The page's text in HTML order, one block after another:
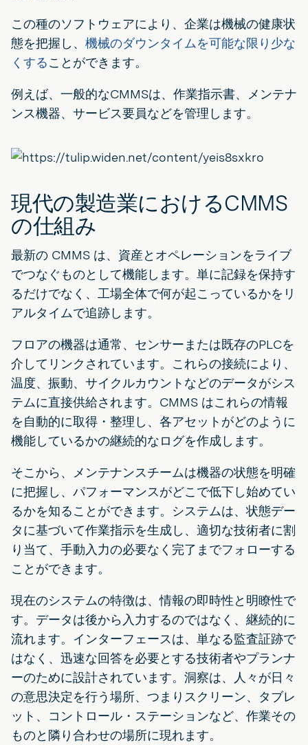
この種のソフトウェアにより、企業は機械の健康状
態を把握し、 機械のダウンタイムを可能な限り少な
くすることができます。
例えば、一般的なCMMSは、作業指示書、メンテナ
ンス機器、サービス要員などを管理します。
現代の製造業におけるCMMS
の仕組み
最新の CMMS は、資産とオペレーションをライブ
でつなぐものとして機能します。単に記録を保持す
るだけでなく、工場全体で何が起こっているかをリ
アルタイムで追跡します。
フロアの機器は通常、センサーまたは既存のPLCを
介してリンクされています。これらの接続により、
温度、振動、サイクルカウントなどのデータがシス
テムに直接供給されます。CMMS はこれらの情報
を自動的に取得・整理し、各アセットがどのように
機能しているかの継続的なログを作成します。
そこから、メンテナンスチームは機器の状態を明確
に把握し、パフォーマンスがどこで低下し始めてい
るかを知ることができます。システムは、状態デー
タに基づいて作業指示を生成し、適切な技術者に割
り当て、手動入力の必要なく完了までフォローする
ことができます。
現在のシステムの特徴は、情報の即時性と明瞭性で
す。データは後から入力するのではなく、継続的に
流れます。インターフェースは、単なる監査証跡で
はなく、迅速な回答を必要とする技術者やプランナ
ーのために設計されています。洞察は、人々が日々
の意思決定を行う場所、つまりスクリーン、タブレ
ット、コントロール・ステーションなど、作業その
ものと隣り合わせの場所に現れます。